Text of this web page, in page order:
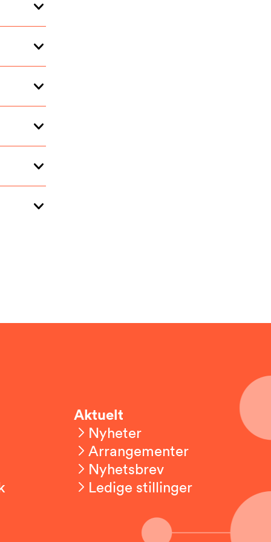
Aktuelt
Nyheter
Arrangementer
Nyhetsbrev
Ledige stillinger